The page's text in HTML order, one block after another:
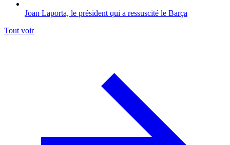
Joan Laporta, le président qui a ressuscité le Barça
Tout voir